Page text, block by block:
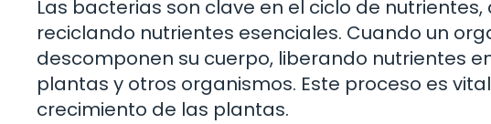
Las bacterias son clave en el ciclo de
reciclando nutrientes esenciales. Cuando un
descomponen su cuerpo, liberando nutrientes
plantas y otros organismos. Este proceso es
crecimiento de las plantas.